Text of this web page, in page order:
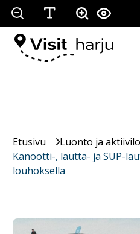
Etusivu Luonto ja
Kanootti-, lautta- ja SUP-
louhoksella